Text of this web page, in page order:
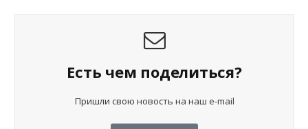
Есть чем поделиться?
Пришли свою новость на наш e-mail